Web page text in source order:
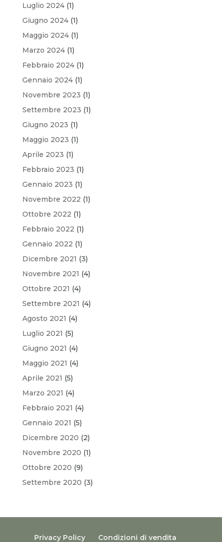
Luglio 2024(1)
Giugno 2024(1)
Maggio 2024(1)
Marzo 2024(1)
Febbraio 2024(1)
Gennaio 2024(1)
Novembre 2023 (1)
Settembre 2023 (1)
Giugno 2023 (1)
Maggio 2023 (1)
Aprile 2023 (1)
Febbraio 2023 (1)
Gennaio 2023 (1)
Novembre 2022 (1)
Ottobre 2022 (1)
Febbraio 2022 (1)
Gennaio 2022 (1)
Dicembre 2021 (3)
Novembre 2021 (4)
Ottobre 2021 (4)
Settembre 2021 (4)
Agosto 2021 (4)
Luglio 2021 (5)
Giugno 2021 (4)
Maggio 2021 (4)
Aprile 2021 (5)
Marzo 2021 (4)
Febbraio 2021 (4)
Gennaio 2021 (5)
Dicembre 2020 (2)
Novembre 2020 (1)
Ottobre 2020 (9)
Settembre 2020 (3)
Privacy Policy Condizioni di vendita